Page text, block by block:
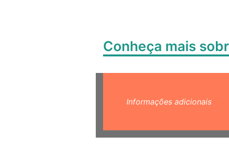
Conheça mais
Informações adicionais